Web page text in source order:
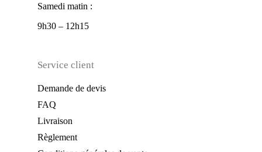
Samedi matin :
9h30 – 12h15
Service client
Demande de devis
FAQ
Livraison
Règlement